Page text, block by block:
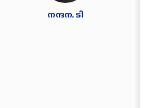
നന്ദന. ടി